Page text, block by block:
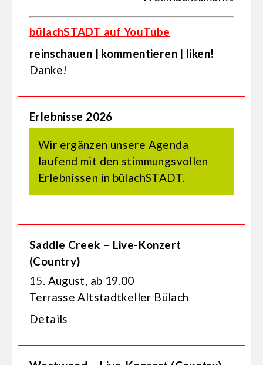
bülachSTADT auf YouTube
reinschauen | kommentieren | liken!
Danke!
Erlebnisse 2026
Wir ergänzen unsere Agenda
laufend mit den stimmungsvollen
Erlebnissen in bülachSTADT.
Saddle Creek – Live-Konzert
(Country)
15. August, ab 19.00
Terrasse Altstadtkeller Bülach
Details